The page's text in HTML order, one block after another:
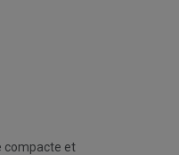
compacte et